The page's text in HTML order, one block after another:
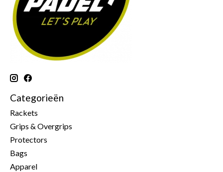
Categorieën
Rackets
Grips & Overgrips
Protectors
Bags
Apparel